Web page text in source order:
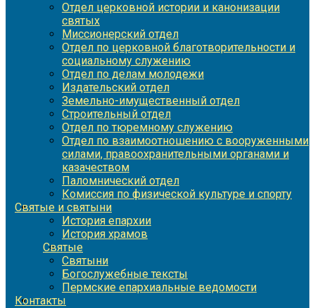
Отдел церковной истории и канонизации
святых
Миссионерский отдел
Отдел по церковной благотворительности и
социальному служению
Отдел по делам молодежи
Издательский отдел
Земельно-имущественный отдел
Строительный отдел
Отдел по тюремному служению
Отдел по взаимоотношению с вооруженными
силами, правоохранительными органами и
казачеством
Паломнический отдел
Комиссия по физической культуре и спорту
Святые и святыни
История епархии
История храмов
Святые
Святыни
Богослужебные тексты
Пермские епархиальные ведомости
Контакты